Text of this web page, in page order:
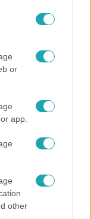
or
app.
other
találkozást